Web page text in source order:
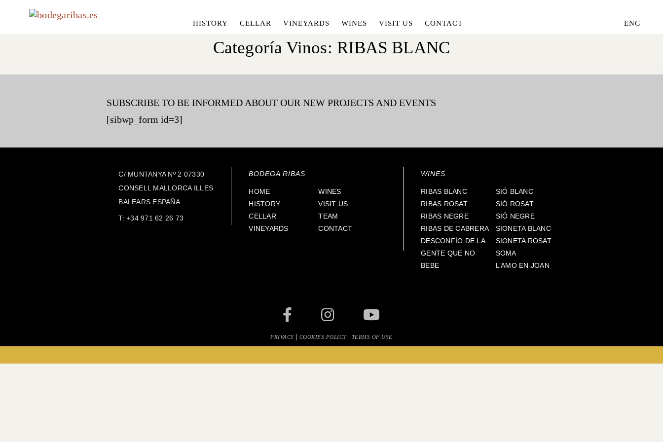
HISTORY CELLAR VINEYARDS WINES VISIT US CONTACT ENG
Categoría Vinos: RIBAS BLANC
SUBSCRIBE TO BE INFORMED ABOUT OUR NEW PROJECTS AND EVENTS
[sibwp_form id=3]
C/ MUNTANYA Nº 2 07330
CONSELL MALLORCA ILLES
BALEARS ESPAÑA
T:+34 971 62 26 73
BODEGA RIBAS
HOME
HISTORY
CELLAR
VINEYARDS
WINES
VISIT US
TEAM
CONTACT
WINES
RIBAS BLANC
RIBAS ROSAT
RIBAS NEGRE
RIBAS DE CABRERA
DESCONFÍO DE LA
GENTE QUE NO
BEBE
SIÓ BLANC
SIÓ ROSAT
SIÓ NEGRE
SIONETA BLANC
SIONETA ROSAT
SOMA
L’AMO EN JOAN
PRIVACY| COOKIES POLICY| TERMS OF USE